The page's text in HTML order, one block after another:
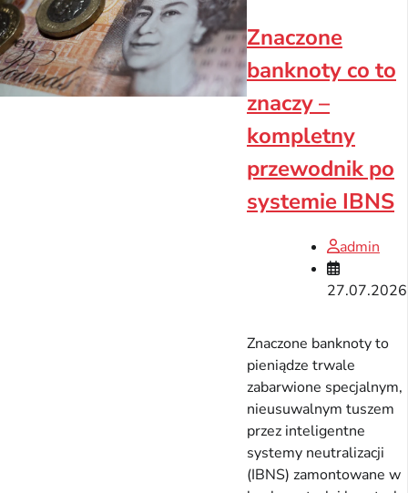
Znaczone
banknoty co to
znaczy –
kompletny
przewodnik po
systemie IBNS
admin
27.07.2026
Znaczone banknoty to
pieniądze trwale
zabarwione specjalnym,
nieusuwalnym tuszem
przez inteligentne
systemy neutralizacji
(IBNS) zamontowane w